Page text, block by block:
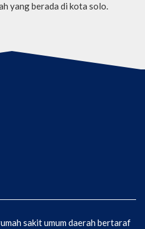
yang berada di kota solo.
sakit umum daerah bertaraf